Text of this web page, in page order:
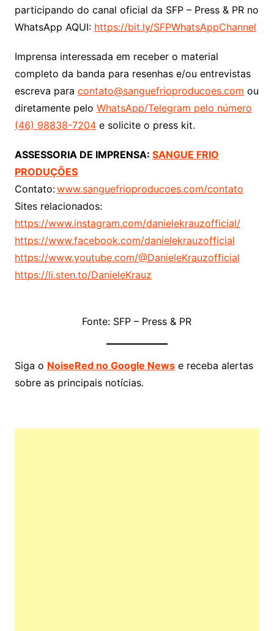
participando do canal oficial da SFP – Press & PR no
WhatsApp AQUI: https://bit.ly/SFPWhatsAppChannel
Imprensa interessada em receber o material
completo da banda para resenhas e/ou entrevistas
escreva para contato@sanguefrioproducoes.com ou
diretamente pelo WhatsApp/Telegram pelo número
(46) 98838-7204e solicite o press kit.
ASSESSORIA DE IMPRENSA: SANGUE FRIO
PRODUÇÕES
Contato:www.sanguefrioproducoes.com/contato
Sites relacionados:
https://www.instagram.com/danielekrauzofficial/
https://www.facebook.com/danielekrauzofficial
https://www.youtube.com/@DanieleKrauzofficial
https://li.sten.to/DanieleKrauz
Fonte: SFP – Press & PR
Siga o NoiseRed no Google Newse receba alertas
sobre as principais notícias.